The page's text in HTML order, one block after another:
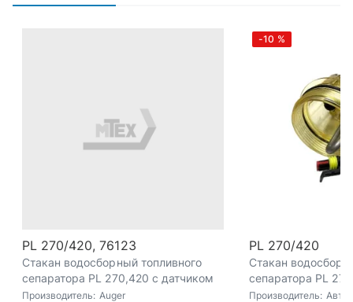
PL 270/420, 76123
Стакан водосборный топливного
сепаратора PL 270,420 с датчиком
воды (Auger)
Производитель: Auger
-10 %
PL 270/420
Стакан
сепаратора PL
подогревом
Производитель: